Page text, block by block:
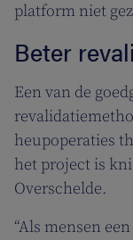
platform niet
Beter
Een van de
heupoperaties
het project is
Overschelde.
“Als mensen